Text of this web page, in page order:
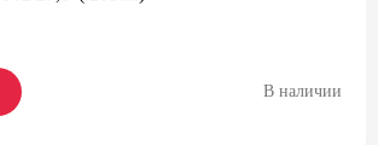
В наличии